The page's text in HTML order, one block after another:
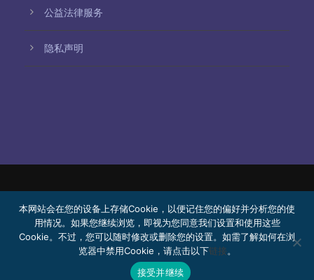
公益法律服务
隐私声明
S.C.
内容由机器翻译生成。翻译准确性可能因语言而异。
公益法律服务
加入我们 Webmail
本网站会在您的设备上存储Cookie，以便记住您的偏好并分析您的使
用情况。如果您继续浏览，即视为您同意我们设置和使用这些
Cookie。不过，您可以随时修改或删除您的设置。如需了解如何在浏
览器中禁用Cookie，请点击以下链接。
接受并继续